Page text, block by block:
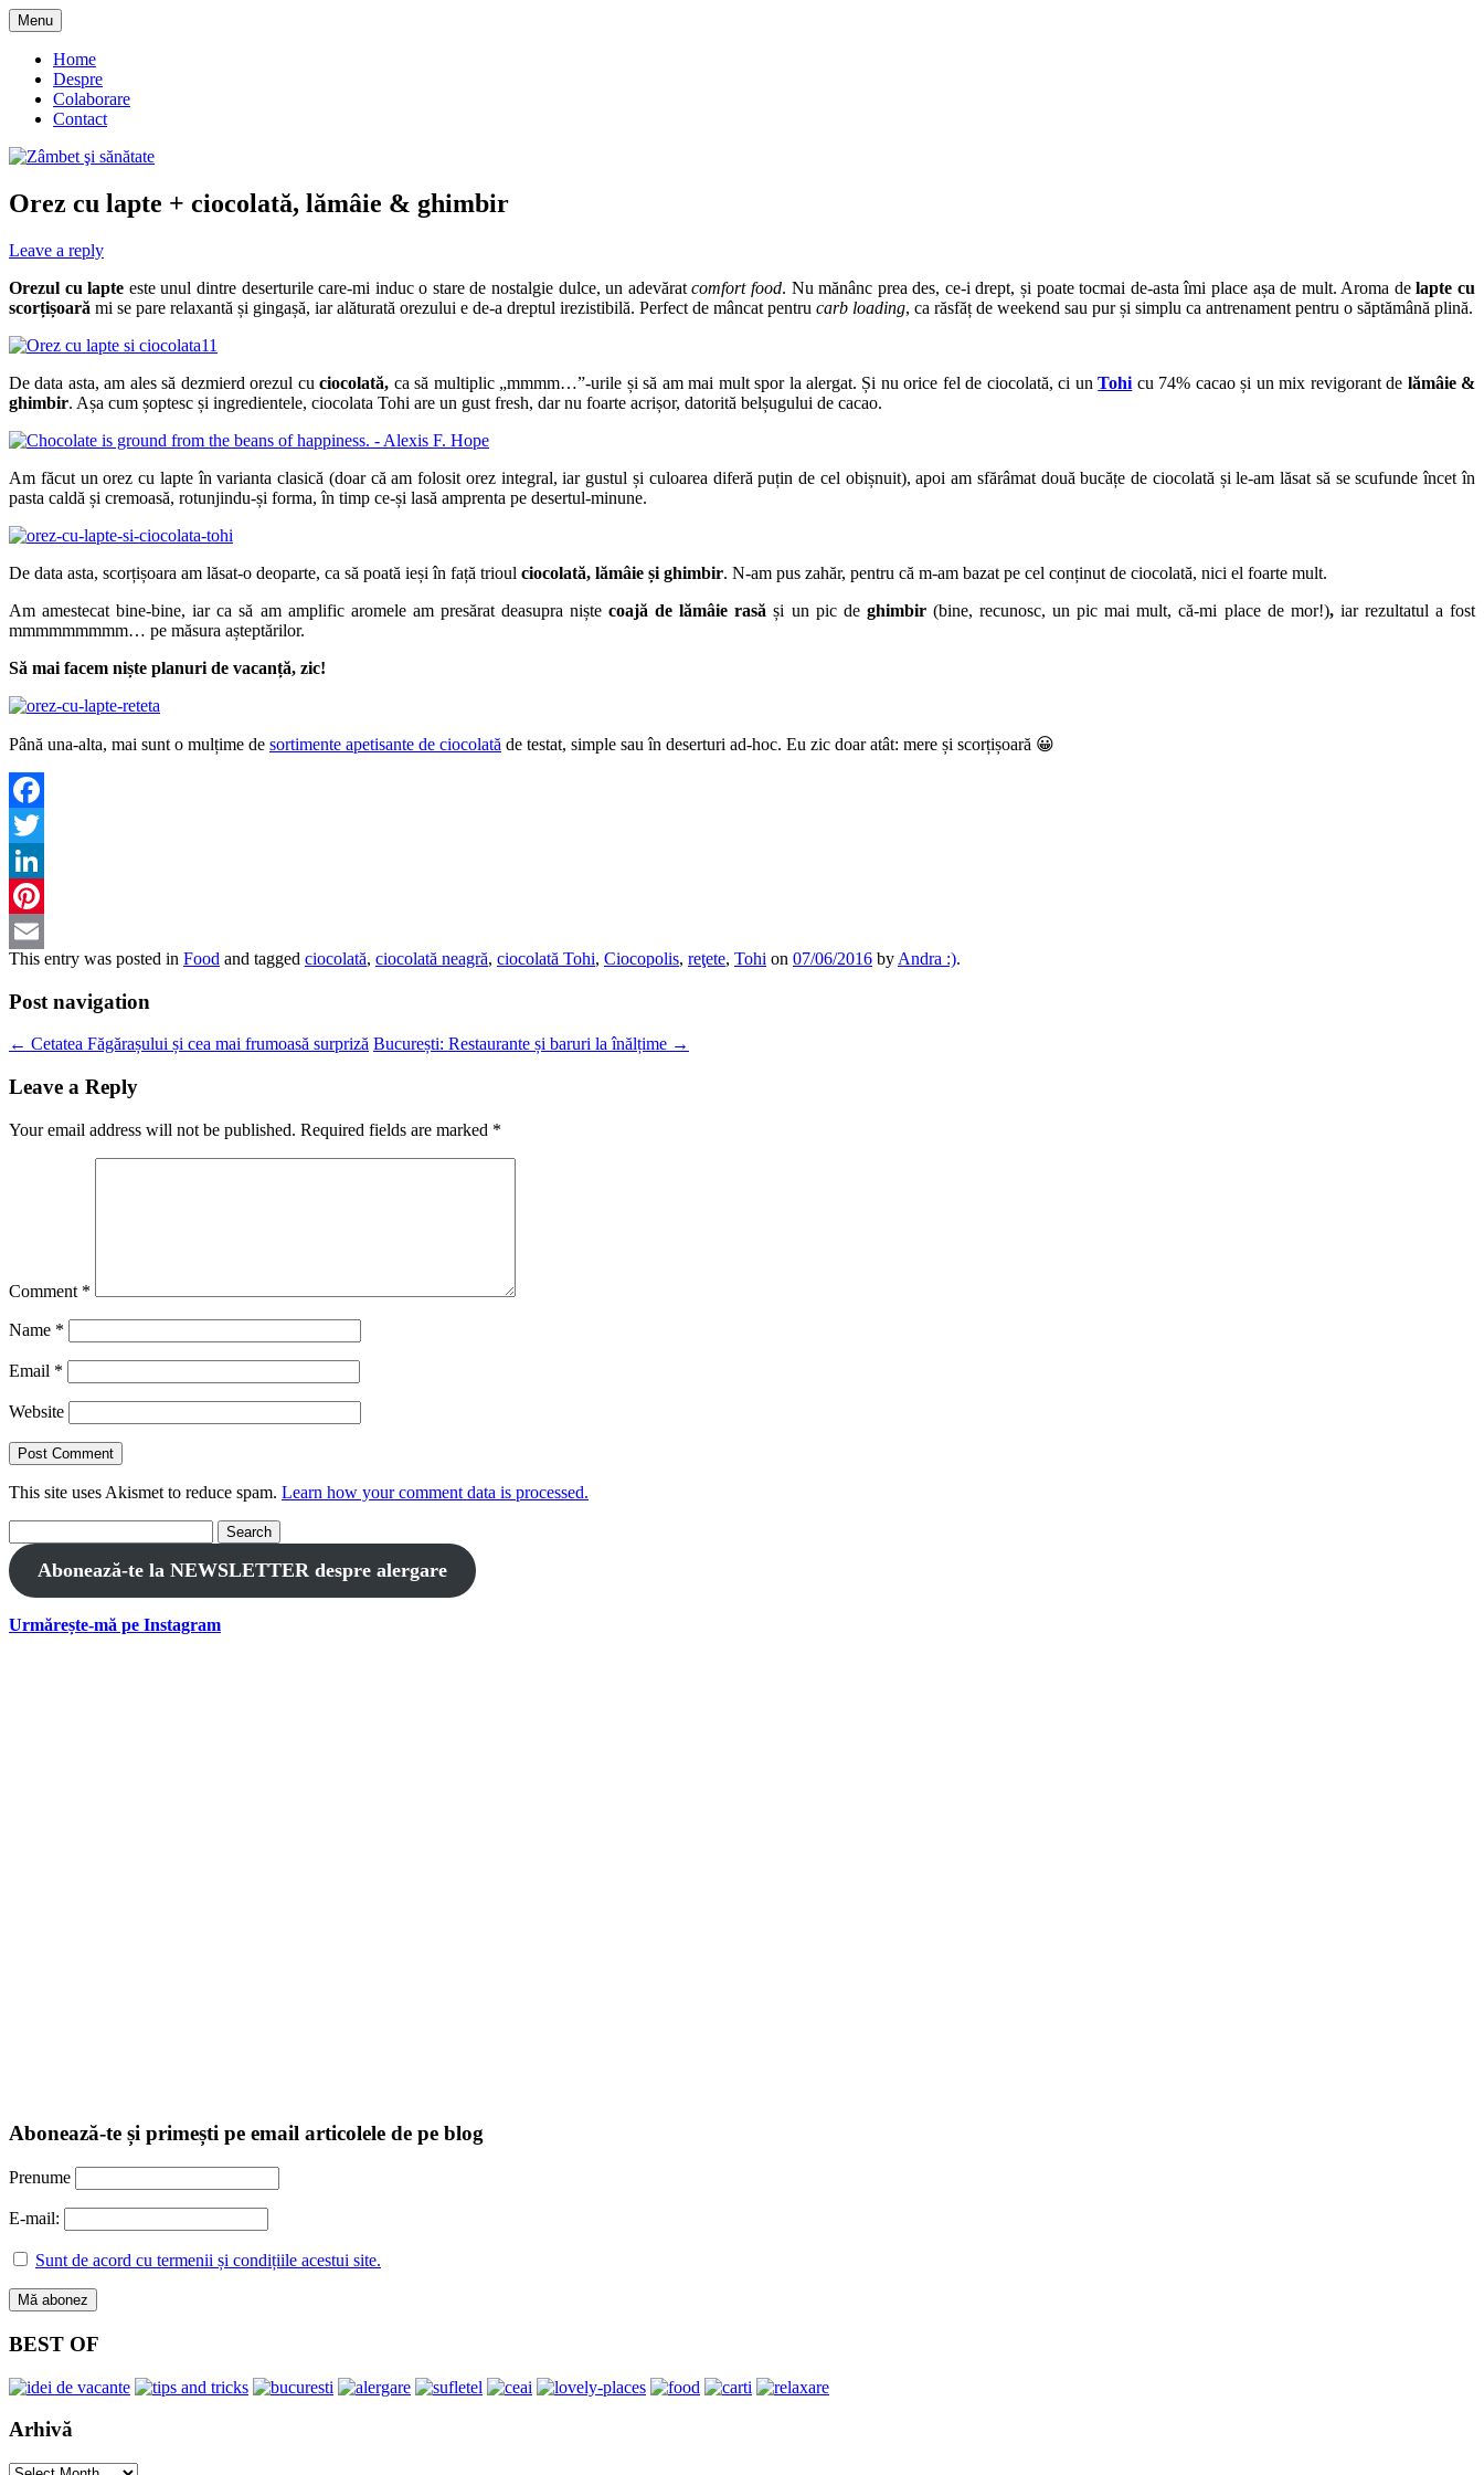
Skip
to
content
Zâmbet şi sănătate
Menu
Home
Despre
Colaborare
Contact
Orez cu lapte + ciocolată, lămâie & ghimbir
Leave a reply
Orezul cu lapte este unul dintre deserturile care-mi induc o stare de nostalgie dulce, un adevăratcomfort food. Nu mănânc prea des, ce-i drept, și poate tocmai de-asta îmi place așa de mult. Aroma delapte cu
scorțișoară mi se pare relaxantă și gingașă, iar alăturată orezului e de-a dreptul irezistibilă. Perfect de mâncat pentru carb loading, ca răsfăț de weekend sau pur și simplu ca antrenament pentru o săptămână plină.
De data asta, am ales să dezmierd orezul cuciocolată, ca să multiplic „mmmm…”-urile și să am mai mult spor la alergat. Și nu orice fel de ciocolată, ci unTohi cu 74% cacao și un mix revigorant de lămâie &
ghimbir. Așa cum șoptesc și ingredientele, ciocolata Tohi are un gust fresh, dar nu foarte acrișor, datorită belșugului de cacao.
Am făcut un orez cu lapte în varianta clasică (doar că am folosit orez integral, iar gustul și culoarea diferă puțin de cel obișnuit), apoi am sfărâmat două bucățe de ciocolată și le-am lăsat să se scufunde încet în
pasta caldă și cremoasă, rotunjindu-și forma, în timp ce-și lasă amprenta pe desertul-minune.
De data asta, scorțișoara am lăsat-o deoparte, ca să poată ieși în față trioul ciocolată, lămâie și ghimbir. N-am pus zahăr, pentru că m-am bazat pe cel conținut de ciocolată, nici el foarte mult.
Am amestecat bine-bine, iar ca să am amplific aromele am presărat deasupra niștecoajă de lămâie rasă și un pic de ghimbir (bine, recunosc, un pic mai mult, că-mi place de mor!),iar rezultatul a fost
mmmmmmmmm… pe măsura așteptărilor.
Să mai facem niște planuri de vacanță, zic!
Până una-alta, mai sunt o mulțime de sortimente apetisante de ciocolată de testat, simple sau în deserturi ad-hoc. Eu zic doar atât: mere și scorțișoară 😀
Facebook
Twitter
LinkedIn
Pinterest
Email
This entry was posted in Food and tagged ciocolată, ciocolată neagră, ciocolată Tohi, Ciocopolis, reţete, Tohi on 07/06/2016 by Andra :).
Post navigation
← Cetatea Făgărașului și cea mai frumoasă surpriză București: Restaurante și baruri la înălțime →
Leave a Reply
Your email address will not be published. Required fields are marked *
Comment *
Name *
Email *
Website
This site uses Akismet to reduce spam. Learn how your comment data is processed.
for:
Abonează-te la NEWSLETTER despre alergare
Urmărește-mă pe Instagram
Abonează-te și primești pe email articolele de pe blog
Prenume
E-mail:
Sunt de acord cu termenii și condițiile acestui site.
BEST OF
Arhivă
Arhivă